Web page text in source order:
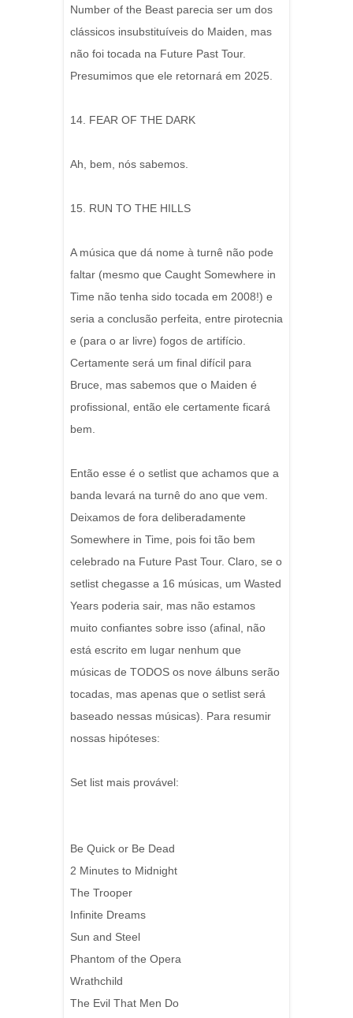
Number of the Beast parecia ser um dos
clássicos insubstituíveis do Maiden, mas
não foi tocada na Future Past Tour.
Presumimos que ele retornará em 2025.
14. FEAR OF THE DARK
Ah, bem, nós sabemos.
15. RUN TO THE HILLS
A música que dá nome à turnê não pode
faltar (mesmo que Caught Somewhere in
Time não tenha sido tocada em 2008!) e
seria a conclusão perfeita, entre pirotecnia
e (para o ar livre) fogos de artifício.
Certamente será um final difícil para
Bruce, mas sabemos que o Maiden é
profissional, então ele certamente ficará
bem.
Então esse é o setlist que achamos que a
banda levará na turnê do ano que vem.
Deixamos de fora deliberadamente
Somewhere in Time, pois foi tão bem
celebrado na Future Past Tour. Claro, se o
setlist chegasse a 16 músicas, um Wasted
Years poderia sair, mas não estamos
muito confiantes sobre isso (afinal, não
está escrito em lugar nenhum que
músicas de TODOS os nove álbuns serão
tocadas, mas apenas que o setlist será
baseado nessas músicas). Para resumir
nossas hipóteses:
Set list mais provável:
Be Quick or Be Dead
2 Minutes to Midnight
The Trooper
Infinite Dreams
Sun and Steel
Phantom of the Opera
Wrathchild
The Evil That Men Do